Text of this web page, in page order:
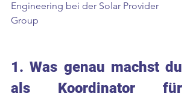
Engineering bei der Solar Provider
Group
1. Was genau machst du
als Koordinator für